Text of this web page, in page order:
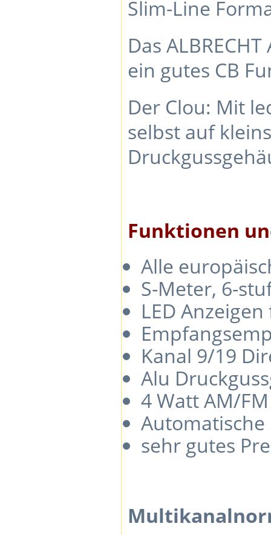
Slim-Line
Das
ein gutes CB
Der Clou: Mit
selbst auf
Funktionen
Alle
S-Meter, 6-
LED
Kanal 9/19
Alu
4 Watt AM/FM
Automatische
sehr gutes